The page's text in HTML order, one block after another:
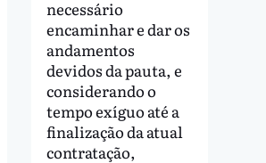
necessário
encaminhar e dar os
andamentos
devidos da pauta, e
considerando o
tempo exíguo até a
finalização da atual
contratação,